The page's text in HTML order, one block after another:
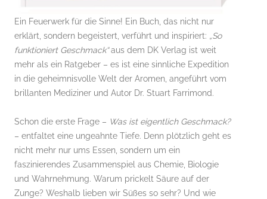
Ein Feuerwerk für die Sinne! Ein Buch, das nicht nur
erklärt, sondern begeistert, verführt und inspiriert: „So
funktioniert Geschmack“aus dem DK Verlag ist weit
mehr als ein Ratgeber – es ist eine sinnliche Expedition
in die geheimnisvolle Welt der Aromen, angeführt vom
brillanten Mediziner und Autor Dr. Stuart Farrimond.
Schon die erste Frage – Was ist eigentlich Geschmack?
– entfaltet eine ungeahnte Tiefe. Denn plötzlich geht es
nicht mehr nur ums Essen, sondern um ein
faszinierendes Zusammenspiel aus Chemie, Biologie
und Wahrnehmung. Warum prickelt Säure auf der
Zunge? Weshalb lieben wir Süßes so sehr? Und wie